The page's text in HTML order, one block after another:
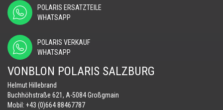
POLARIS ERSATZTEILE
WHATSAPP
POLARIS VERKAUF
WHATSAPP
VONBLON POLARIS SALZBURG
Helmut Hillebrand
Buchhöhstraße 621, A-5084 Großgmain
Mobil: +43 (0)664 88467787